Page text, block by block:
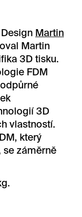
Martin
Martin
3D tisku.
FDM
3D
vlastností.
který
se záměrně